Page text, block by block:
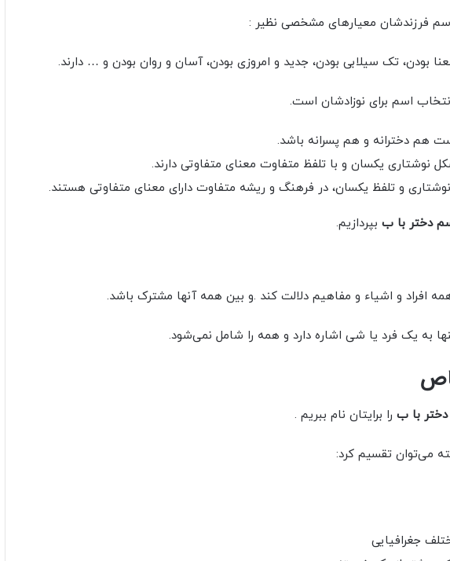
اسم فرزندشان معیارهای مشخصی نظیر :
بودن، تک سیلابی بودن، جدید و امروزی بودن، آسان و روان بودن و … دارند.
اسم برای نوزادشان است.
هم دخترانه و هم پسرانه باشد.
نوشتاری یکسان و با تلفظ متفاوت معنای متفاوتی دارند.
و تلفظ یکسان، در فرهنگ و ریشه متفاوت دارای معنای متفاوتی هستند.
دختر با ب بپردازیم.
افراد و اشیاء و مفاهیم دلالت کند .و بین همه آنها مشترک باشد.
به یک فرد یا شی اشاره دارد و همه را شامل نمی‌شود.
با ب را برایتان نام ببریم .
می‌توان تقسیم کرد:
جغرافیایی